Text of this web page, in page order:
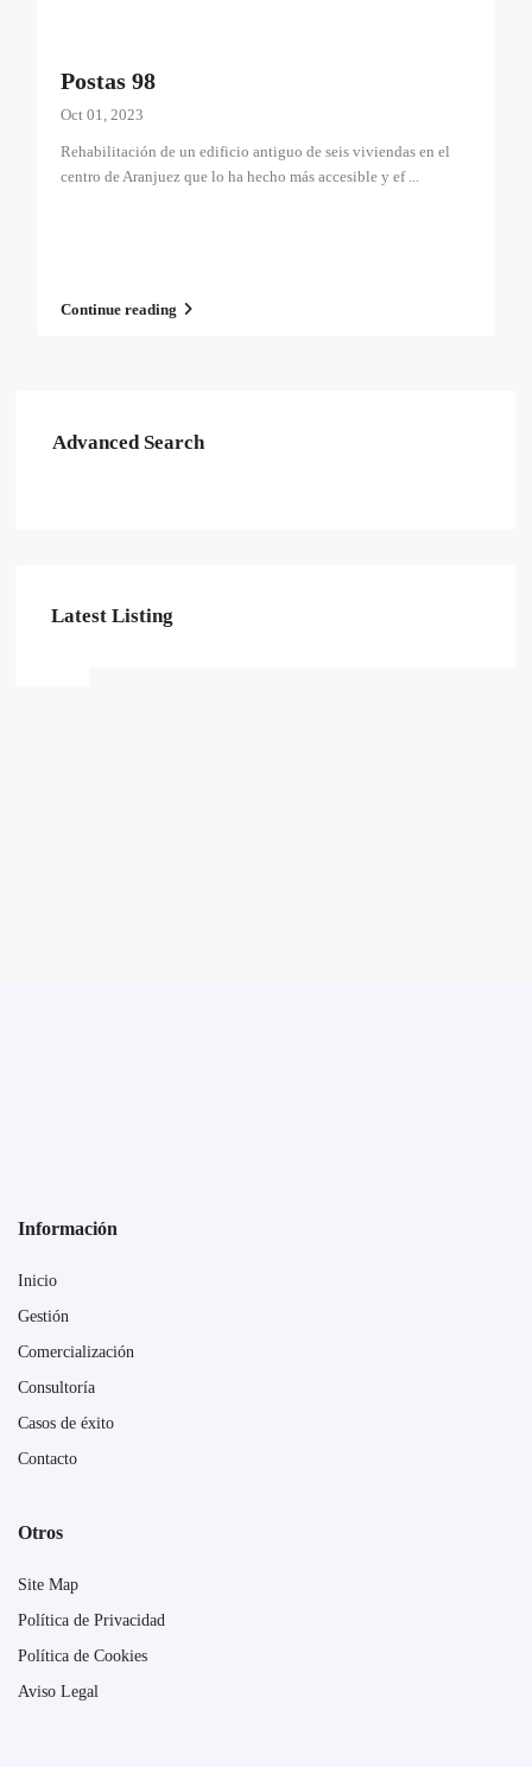
Postas 98
Oct 01, 2023
Rehabilitación de un edificio antiguo de seis viviendas en el
centro de Aranjuez que lo ha hecho más accesible y ef
Continue reading
Advanced Search
Latest Listing
Información
Inicio
Gestión
Comercialización
Consultoría
Casos de éxito
Contacto
Otros
Site Map
Política de Privacidad
Política de Cookies
Aviso Legal